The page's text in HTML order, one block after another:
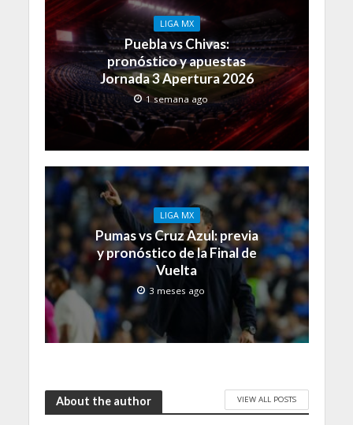
LIGA MX
Puebla vs Chivas:
pronóstico y apuestas
Jornada 3 Apertura 2026
1 semana ago
LIGA MX
Pumas vs Cruz Azul: previa
y pronóstico de la Final de
Vuelta
3 meses ago
About the author VIEW ALL POSTS